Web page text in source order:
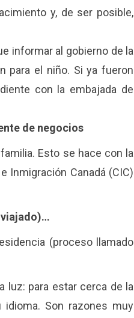
y, de ser posible,
informar al gobierno de la
para el niño. Si ya fueron
con la embajada de
de negocios
Esto se hace con la
Inmigración Canadá (CIC)
viajado)…
(proceso llamado
luz: para estar cerca de la
Son razones muy